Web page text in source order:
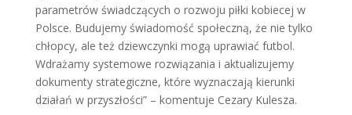
parametrów świadczących o rozwoju piłki kobiecej w
Polsce. Budujemy świadomość społeczną, że nie tylko
chłopcy, ale też dziewczynki mogą uprawiać futbol.
Wdrażamy systemowe rozwiązania i aktualizujemy
dokumenty strategiczne, które wyznaczają kierunki
działań w przyszłości” – komentuje Cezary Kulesza.